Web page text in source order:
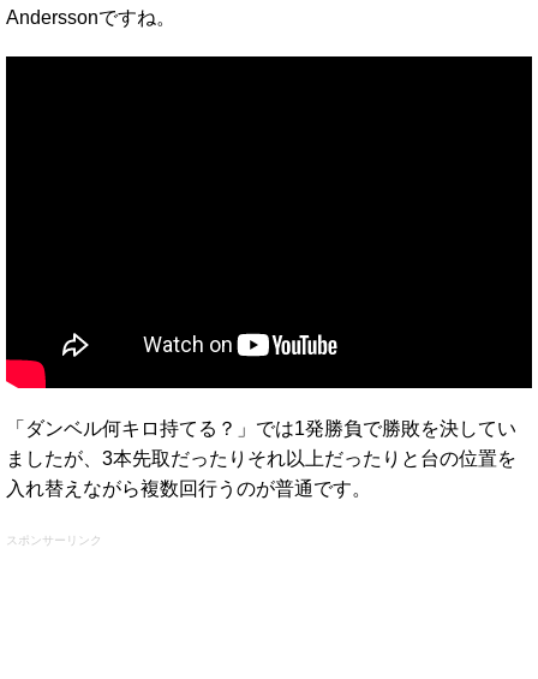
Anderssonですね。
「ダンベル何キロ持てる？」では1発勝負で勝敗を決してい
ましたが、3本先取だったりそれ以上だったりと台の位置を
入れ替えながら複数回行うのが普通です。
スポンサーリンク